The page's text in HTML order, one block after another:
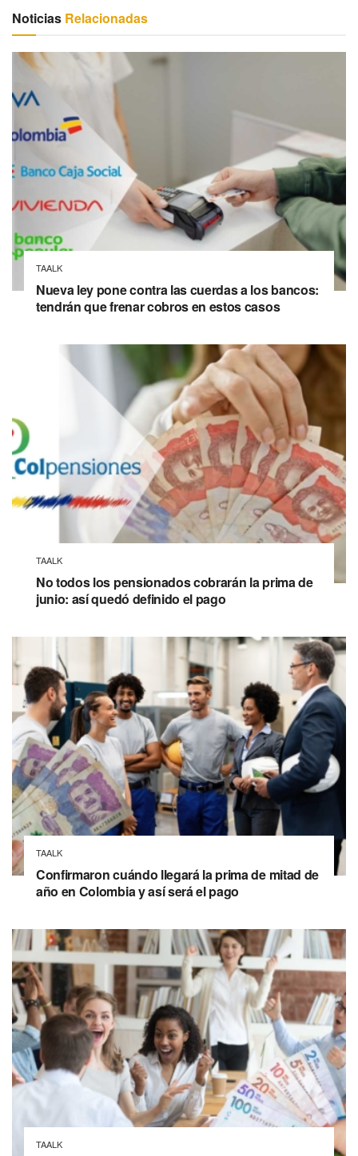
Noticias Relacionadas
TAALK
Nueva ley pone contra las cuerdas a los bancos:
tendrán que frenar cobros en estos casos
TAALK
No todos los pensionados cobrarán la prima de
junio: así quedó definido el pago
TAALK
Confirmaron cuándo llegará la prima de mitad de
año en Colombia y así será el pago
TAALK